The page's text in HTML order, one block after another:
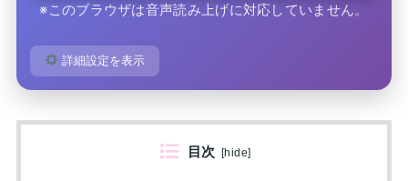
※このブラウザは音声読み上げに対応していません。
詳細設定を表示
目次 [hide]